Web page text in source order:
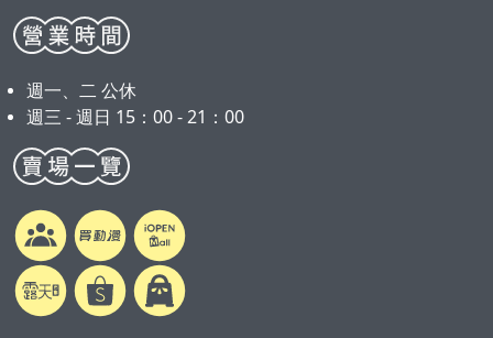
週一、二 公休
週三 - 週日 15：00 - 21：00